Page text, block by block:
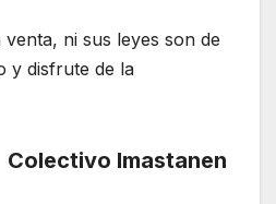
ni sus leyes son de
y disfrute de la
Colectivo Imastanen